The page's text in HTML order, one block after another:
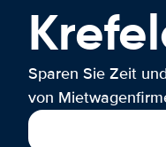
Sparen Sie Zeit
von